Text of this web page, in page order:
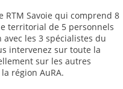
RTM Savoie qui comprend 8
territorial de 5 personnels
les 3 spécialistes du
intervenez sur toute la
sur les autres
région AuRA.